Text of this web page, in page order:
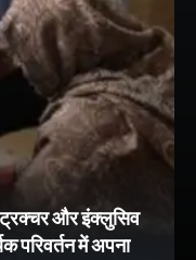
और इंक्लुसिव
परिवर्तन में अपना